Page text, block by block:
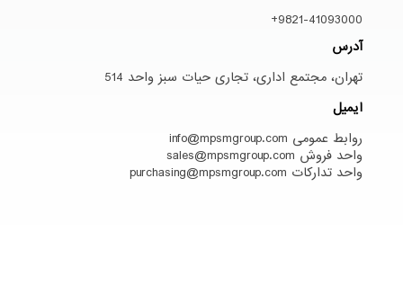
9821-41093000+
آدرس
تهران، مجتمع اداری، تجاری حیات سبز واحد 514
ایمیل
روابط عمومی info@mpsmgroup.com
واحد فروش sales@mpsmgroup.com
واحد تدارکات purchasing@mpsmgroup.com